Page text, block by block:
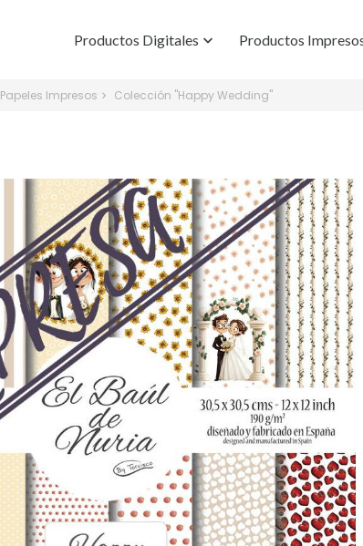
Productos Digitales  Productos
Papeles Impresos Colección "Happy Wedding"